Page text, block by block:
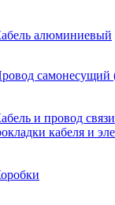
алюминиевый
и провод связи
кабеля и